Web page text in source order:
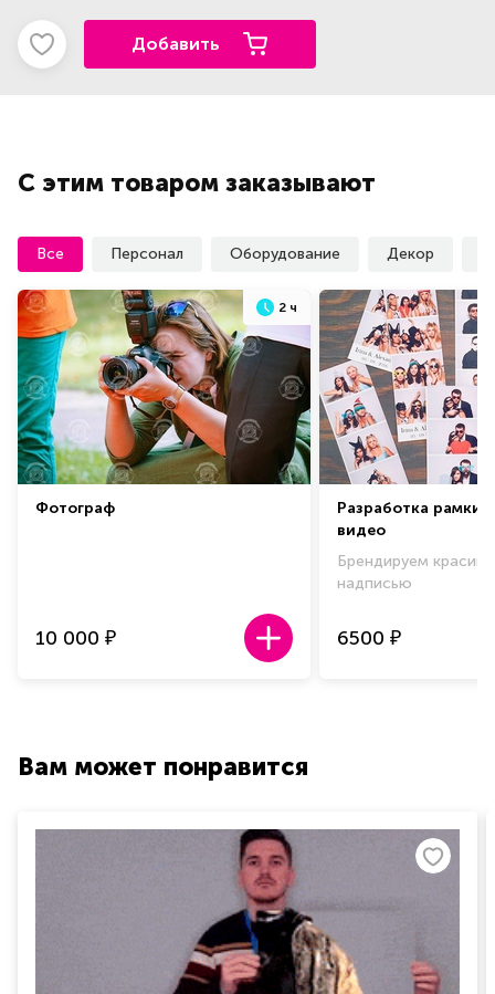
Добавить
С этим товаром заказывают
Все Персонал Оборудование Декор
2 ч
Фотограф
10 000 ₽
Разработка рамки
видео
Брендируем
надписью
6500 ₽
Вам может понравится